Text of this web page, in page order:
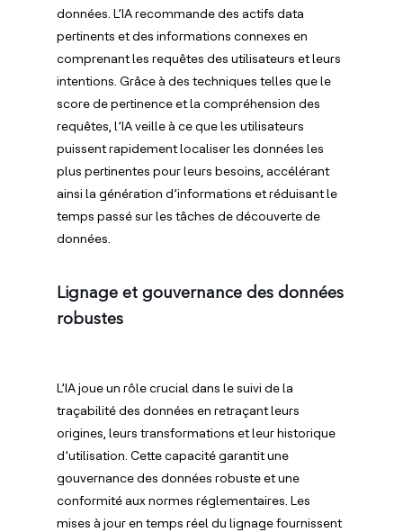
données. L’IA recommande des actifs data
pertinents et des informations connexes en
comprenant les requêtes des utilisateurs et leurs
intentions. Grâce à des techniques telles que le
score de pertinence et la compréhension des
requêtes, l’IA veille à ce que les utilisateurs
puissent rapidement localiser les données les
plus pertinentes pour leurs besoins, accélérant
ainsi la génération d’informations et réduisant le
temps passé sur les tâches de découverte de
données.
Lignage et gouvernance des données
robustes
L’IA joue un rôle crucial dans le suivi de la
traçabilité des données en retraçant leurs
origines, leurs transformations et leur historique
d’utilisation. Cette capacité garantit une
gouvernance des données robuste et une
conformité aux normes réglementaires. Les
mises à jour en temps réel du lignage fournissent